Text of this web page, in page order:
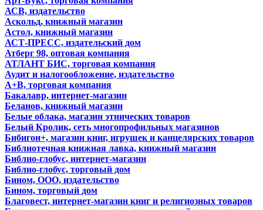
АСВ, издательство
Аскольд, книжный магазин
Астол, книжный магазин
АСТ-ПРЕСС, издательский дом
Атберг 98, оптовая компания
АТЛАНТ БИС, торговая компания
Аудит и налогообложение, издательство
А+В, торговая компания
Бакалавр, интернет-магазин
Беланов, книжный магазин
Белые облака, магазин этнических товаров
Белый Кролик, сеть многопрофильных магазинов
Бибигон+, магазин книг, игрушек и канцелярских товаров
Библиотечная книжная лавка, книжный магазин
Библио-глобус, интернет-магазин
Библио-глобус, торговый дом
Бином, ООО, издательство
Бином, торговый дом
Благовест, интернет-магазин книг и религиозных товаров